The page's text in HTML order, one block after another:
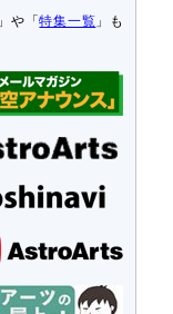
」や「特集一覧 」も